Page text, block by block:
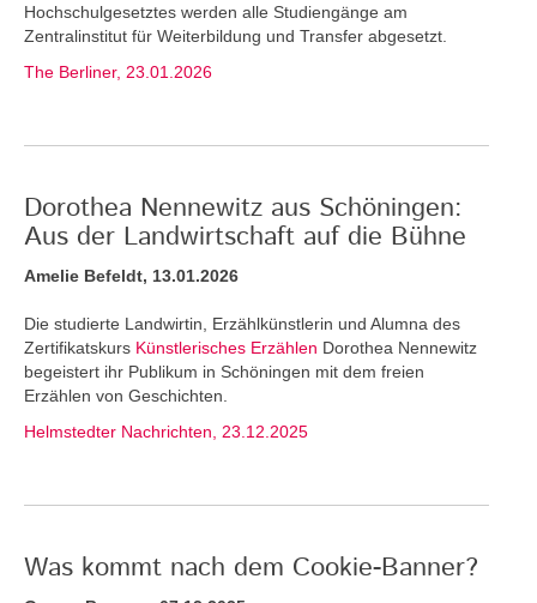
Hochschulgesetztes werden alle Studiengänge am
Zentralinstitut für Weiterbildung und Transfer abgesetzt.
The Berliner, 23.01.2026
Dorothea Nennewitz aus Schöningen:
Aus der Landwirtschaft auf die Bühne
Amelie Befeldt, 13.01.2026
Die studierte Landwirtin, Erzählkünstlerin und Alumna des
Zertifikatskurs Künstlerisches Erzählen Dorothea Nennewitz
begeistert ihr Publikum in Schöningen mit dem freien
Erzählen von Geschichten.
Helmstedter Nachrichten, 23.12.2025
Was kommt nach dem Cookie-Banner?